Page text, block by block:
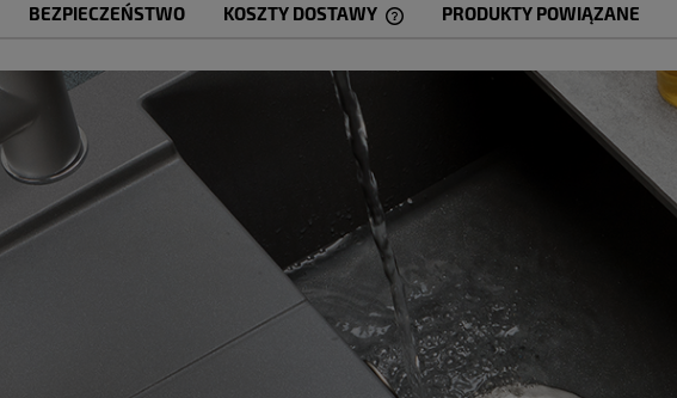
BEZPIECZEŃSTWO KOSZTY DOSTAWY
CENA NIE ZAWIERA EWENTUALNYCH
KOSZTÓW PŁATNOŚCI
PRODUKTY POWIĄZANE